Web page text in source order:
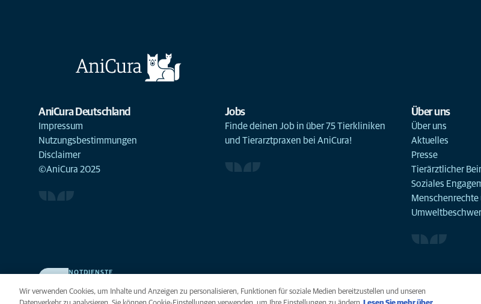
AniCura Deutschland
Impressum
Nutzungsbestimmungen
Disclaimer
©AniCura 2025
Jobs
Finde deinen Job in über 75 Tierkliniken
und Tierarztpraxen bei AniCura!
Über uns
Über uns
Aktuelles
Presse
Tierärztlicher
Soziales
Menschenrechte
NOTDIENSTE
Weil Ihr Tier die beste Versorgung verdient.
Wir verwenden Cookies, um Inhalte und Anzeigen zu personalisieren, Funktionen für soziale Medien bereitzustellen und unseren